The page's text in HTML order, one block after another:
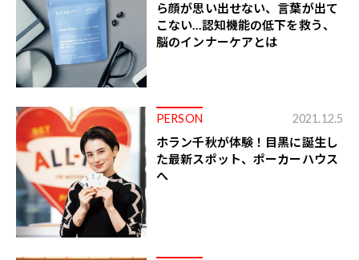
ら顔が思い出せない、言葉が出て
こない…認知機能の低下を救う、
脳のインナーケアとは
PERSON 2021.12.5
ホラン千秋が体験！目黒に誕生し
た最新スポット、ポーカーハウス
へ